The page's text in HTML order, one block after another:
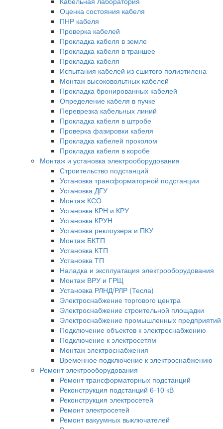
Оценка состояния кабеля
ПНР кабеля
Проверка кабелей
Прокладка кабеля в земле
Прокладка кабеля в траншее
Прокладка кабеля
Испытания кабелей из сшитого полиэтилена
Монтаж высоковольтных кабелей
Прокладка бронированных кабелей
Определение кабеля в пучке
Переврезка кабельных линий
Прокладка кабеля в штробе
Проверка фазировки кабеля
Прокладка кабелей проколом
Прокладка кабеля в коробе
Монтаж и установка электрооборудования
Строительство подстанций
Установка трансформаторной подстанции
Установка ДГУ
Монтаж КСО
Установка КРН и КРУ
Установка КРУН
Установка реклоузера и ПКУ
Монтаж БКТП
Установка КТП
Установка ТП
Наладка и эксплуатация электрооборудования
Монтаж ВРУ и ГРЩ
Установка РЛНД/РЛР (Тесла)
Электроснабжение торгового центра
Электроснабжение строительной площадки
Электроснабжение промышленных предприятий
Подключение объектов к электроснабжению
Подключение к электросетям
Монтаж электроснабжения
Временное подключение к электроснабжению
Ремонт электрооборудования
Ремонт трансформаторных подстанций
Реконструкция подстанций 6-10 кВ
Реконструкция электросетей
Ремонт электросетей
Ремонт вакуумных выключателей